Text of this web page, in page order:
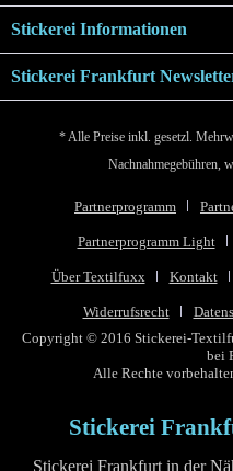
Stickerei Informationen
Stickerei Frankfurt
* Alle Preise inkl. gesetzl.
Nachnahmegebühren,
Partnerprogramm
Partnerprogramm Light
Über Textilfuxx Kontakt
Widerrufsrecht
Copyright © 2016 Stickerei-
bei
Alle Rechte
Stickerei
Stickerei Frankfurt in der